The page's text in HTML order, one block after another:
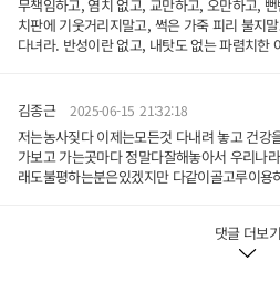
무책임하고, 염치 없고, 교만하고, 오만하고,
치판에 기웃거리지말고, 썩은 가죽 피리 불지
다녀라. 반성이란 없고, 내탓도 없는 파렴치한
김종근 2025-06-15 21:32:18
저는농사짖다 이제는모든것 다내려 놓고 건강
가보고 가는곳마다 정말다잘해놓아서 우리나
래도불평하는분은있겠지만 다같이골고루이용
댓글 더보기